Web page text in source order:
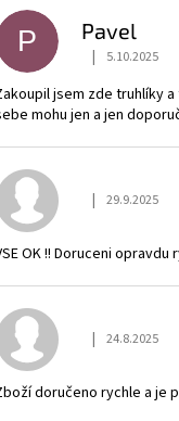
P Pavel
Hodnocení
| 5.10.2025
jsem zde truhlíky
mohu jen a jen
Hodnocení
| 29.9.2025
OK !! Doruceni opravdu
Hodnocení
| 24.8.2025
doručeno rychle a je